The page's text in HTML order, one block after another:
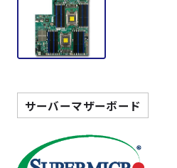
サービス
サポート
会社案内
サーバーマザーボード